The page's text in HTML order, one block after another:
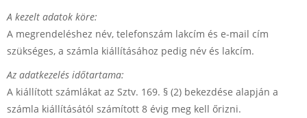
A kezelt adatok köre:
A megrendeléshez név, telefonszám lakcím és e-mail cím
szükséges, a számla kiállításához pedig név és lakcím.
Az adatkezelés időtartama:
A kiállított számlákat az Sztv. 169. § (2) bekezdése alapján a
számla kiállításától számított 8 évig meg kell őrizni.